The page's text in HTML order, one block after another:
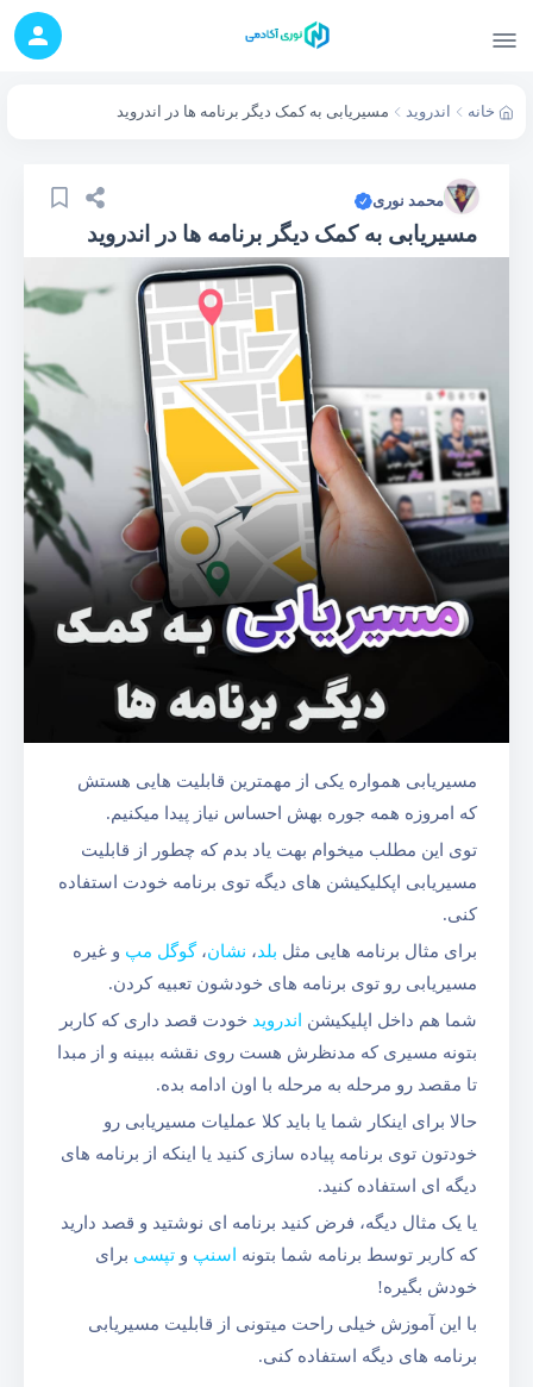
خانه اندروید مسیریابی به کمک دیگر برنامه ها در اندروید
محمد نوری
مسیریابی به کمک دیگر برنامه ها در اندروید
مسیریابی همواره یکی از مهمترین قابلیت هایی هستش
که امروزه همه جوره بهش احساس نیاز پیدا میکنیم.
توی این مطلب میخوام بهت یاد بدم که چطور از قابلیت
مسیر‌یابی اپکلیکیشن های دیگه توی برنامه خودت استفاده
کنی.
برای مثال برنامه هایی مثل بلد، نشان،گوگل مپ و غیره
مسیر‌یابی رو توی برنامه های خودشون تعبیه کردن.
شما هم داخل اپلیکیشن
اندروید خودت قصد داری که کاربر
بتونه مسیری که مدنظرش هست روی نقشه ببینه و از مبدا
تا مقصد رو مرحله به مرحله با اون ادامه بده.
حالا برای اینکار شما یا باید کلا عملیات مسیر‌یابی رو
خودتون توی برنامه پیاده سازی کنید یا اینکه از برنامه های
دیگه ای استفاده کنید.
یا یک مثال دیگه، فرض کنید برنامه ای نوشتید و قصد دارید
که کاربر توسط برنامه شما بتونه
اسنپ و تپسی برای
خودش بگیره!
با این آموزش خیلی راحت میتونی از قابلیت مسیر‌یابی
برنامه های دیگه استفاده کنی.